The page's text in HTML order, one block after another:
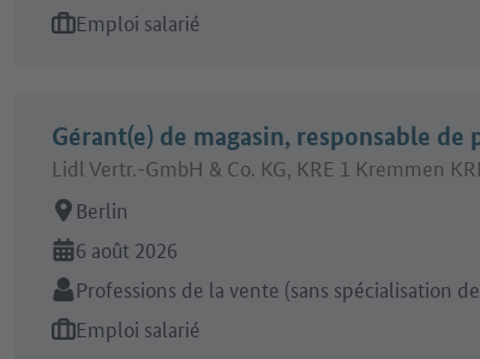
Type d'offre d'emploi:
Emploi salarié
Gérant(e) de magasin, responsable
Lidl Vertr.-GmbH & Co. KG, KRE 1 Kremmen
Lieu de travail:
Berlin
En ligne depuis:
6 août 2026
Secteur:
Professions de la vente (sans spécialisation
Type d'offre d'emploi:
Emploi salarié